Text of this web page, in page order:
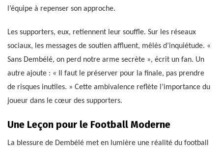
l’équipe à repenser son approche.
Les supporters, eux, retiennent leur souffle. Sur les réseaux
sociaux, les messages de soutien affluent, mêlés d’inquiétude. «
Sans Dembélé, on perd notre arme secrète », écrit un fan. Un
autre ajoute : « Il faut le préserver pour la finale, pas prendre
de risques inutiles. » Cette ambivalence reflète l’importance du
joueur dans le cœur des supporters.
Une Leçon pour le Football Moderne
La blessure de Dembélé met en lumière une réalité du football